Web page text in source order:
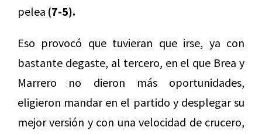
pelea (7-5).
Eso provocó que tuvieran que irse, ya con
bastante degaste, al tercero, en el que Brea y
Marrero no dieron más oportunidades,
eligieron mandar en el partido y desplegar su
mejor versión y con una velocidad de crucero,